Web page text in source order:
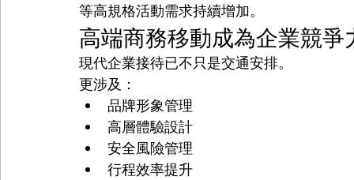
等高規格活動需求持續增加。
高端商務移動成為企業競爭
現代企業接待已不只是交通安排。
更涉及：
品牌形象管理
高層體驗設計
安全風險管理
行程效率提升